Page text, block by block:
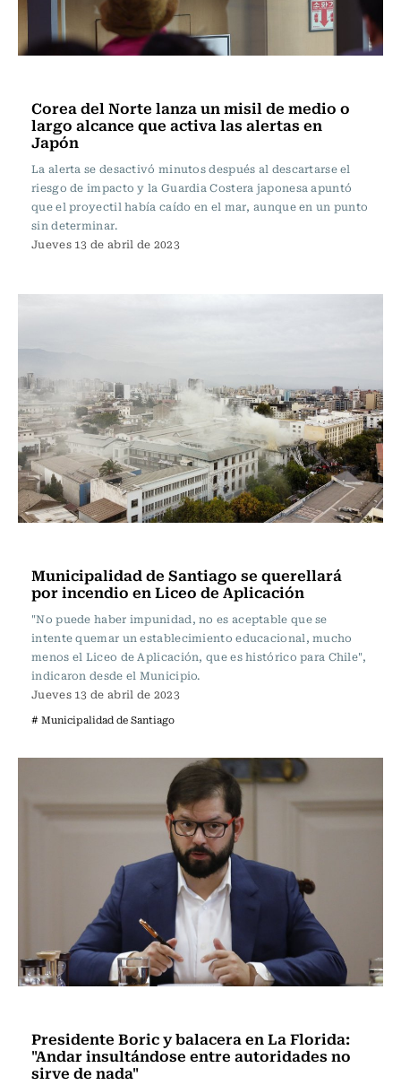
Corea del Norte lanza un misil de medio o
largo alcance que activa las alertas en
Japón
La alerta se desactivó minutos después al descartarse el
riesgo de impacto y la Guardia Costera japonesa apuntó
que el proyectil había caído en el mar, aunque en un punto
sin determinar.
Jueves 13 de abril de 2023
Municipalidad de Santiago se querellará
por incendio en Liceo de Aplicación
"No puede haber impunidad, no es aceptable que se
intente quemar un establecimiento educacional, mucho
menos el Liceo de Aplicación, que es histórico para Chile",
indicaron desde el Municipio.
Jueves 13 de abril de 2023
# Municipalidad de Santiago
Presidente Boric y balacera en La Florida:
"Andar insultándose entre autoridades no
sirve de nada"